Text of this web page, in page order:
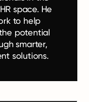
space. He
to help
potential
smarter,
solutions.